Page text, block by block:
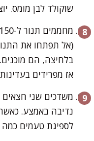
שוקולד לבן מומס.
(אל תפתחו את
בלחיצה, הם
אז מפרידים
משדכים שני חצאים
נדיבה באמצע.
לספיגת טעמים כמה